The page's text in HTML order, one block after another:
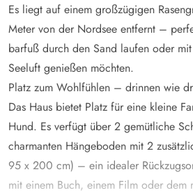
Es liegt auf einem großzügigen
Meter von der Nordsee entfernt –
barfuß durch den Sand laufen oder
Seeluft genießen möchten.
Platz zum Wohlfühlen – drinnen wie
Das Haus bietet Platz für eine kleine
Hund. Es verfügt über 2 gemütliche
charmanten Hängeboden mit 2
95 x 200 cm) – ein idealer
mit einem Buch, einem Film oder dem